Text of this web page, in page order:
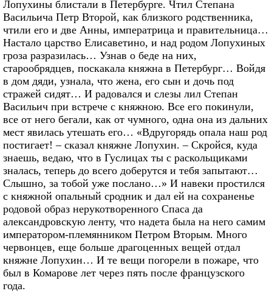
Лопухины блистали в Петербурге. Чтил Степана
Васильича Петр Второй, как близкого родственника,
чтили его и две Анны, императрица и правительница…
Настало царство Елисаветино, и над родом Лопухиных
гроза разразилась… Узнав о беде на них,
старообрядцев, поскакала княжна в Петербург… Войдя
в дом дяди, узнала, что жена, его сын и дочь под
стражей сидят… И радовался и слезы лил Степан
Васильич при встрече с княжною. Все его покинули,
все от него бегали, как от чумного, одна она из дальних
мест явилась утешать его… «Вдругорядь опала наш род
постигает! – сказал княжне Лопухин. – Скройся, куда
знаешь, ведаю, что в Гуслицах ты с раскольщиками
зналась, теперь до всего доберутся и тебя запытают…
Слышно, за тобой уже послано…» И навеки простился
с княжной опальный сродник и дал ей на сохраненье
родовой образ нерукотворенного Спаса да
александровскую ленту, что надета была на него самим
императором-племянником Петром Вторым. Много
червонцев, еще больше драгоценных вещей отдал
княжне Лопухин… И те вещи погорели в пожаре, что
был в Комарове лет через пять после французского
года.